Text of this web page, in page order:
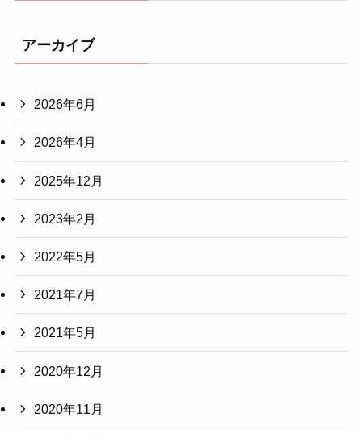
アーカイブ
2026年6月
2026年4月
2025年12月
2023年2月
2022年5月
2021年7月
2021年5月
2020年12月
2020年11月